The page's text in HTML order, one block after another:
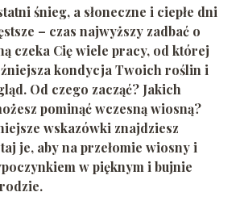
śnieg, a słoneczne i ciepłe dni
– czas najwyższy zadbać o
czeka Cię wiele pracy, od której
kondycja Twoich roślin i
Od czego zacząć? Jakich
pominąć wczesną wiosną?
wskazówki znajdziesz
je, aby na przełomie wiosny i
w pięknym i bujnie